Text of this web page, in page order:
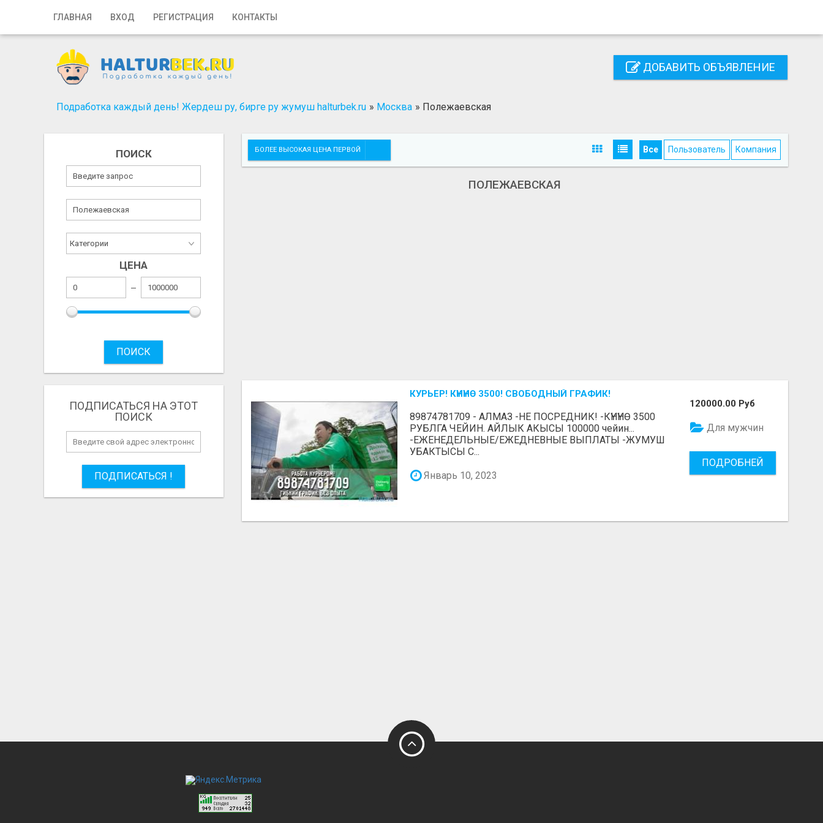
ГЛАВНАЯ ВХОД РЕГИСТРАЦИЯ КОНТАКТЫ
Главная
Регистрация ДОБАВИТЬ ОБЪЯВЛЕНИЕ
Подработка каждый день! Жердеш ру, бирге ру жумуш halturbek.ru » Москва » Полежаевская
ПОИСК
ЦЕНА
ПОИСК
ПОДПИСАТЬСЯ НА ЭТОТ
ПОИСК
ПОДПИСАТЬСЯ !
БОЛЕЕ ВЫСОКАЯ ЦЕНА ПЕРВОЙ Все Пользователь Компания
ПОЛЕЖАЕВСКАЯ
КУРЬЕР! КҮНҮНӨ 3500! СВОБОДНЫЙ ГРАФИК!
89874781709 - АЛМАЗ -НЕ ПОСРЕДНИК! -КҮНҮНӨ 3500
РУБЛГА ЧЕЙИН. АЙЛЫК АКЫСЫ 100000 чейин...
-ЕЖЕНЕДЕЛЬНЫЕ/ЕЖЕДНЕВНЫЕ ВЫПЛАТЫ -ЖУМУШ
УБАКТЫСЫ С...
Январь 10, 2023
120000.00 Руб
Для мужчин
ПОДРОБНЕЙ